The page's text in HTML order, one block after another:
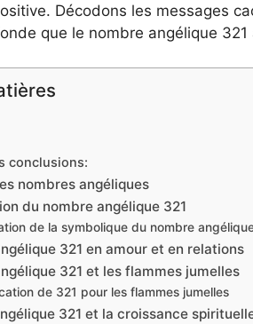
Décodons les messages
que le nombre angélique 321
conclusions:
nombres angéliques
du nombre angélique 321
de la symbolique du nombre
321 en amour et en relations
321 et les flammes jumelles
de 321 pour les flammes jumelles
321 et la croissance